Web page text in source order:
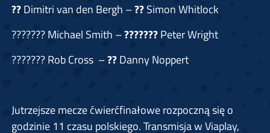
??Dimitri van den Bergh –??Simon Whitlock
??????? Michael Smith –???????Peter Wright
??????? Rob Cross –??Danny Noppert
Jutrzejsze mecze ćwierćfinałowe rozpoczną się o
godzinie 11 czasu polskiego. Transmisja w Viaplay,